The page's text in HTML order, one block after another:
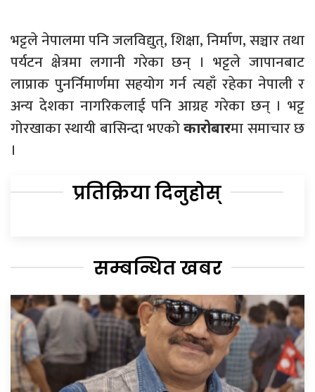
भट्टले नेपालमा पनि जलविद्युत्, शिक्षा, निर्माण, सञ्चार तथा
पर्यटन क्षेत्रमा लगानी गरेका छन् । भट्टले जापानबाट
लाप्राक पुनर्निमार्णमा सहयोग गर्न त्यहाँ रहेका नेपाली र
अन्य देशका नागरिकलाई पनि आग्रह गरेका छन् । भट्ट
गोरखाका स्थायी बासिन्दा भएकोकारोबारमा समाचार छ
।
प्रतिक्रिया दिनुहोस्
सम्बन्धित खबर